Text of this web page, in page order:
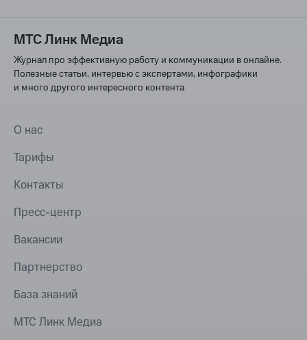
МТС Линк Медиа
Журнал про эффективную работу и коммуникации в онлайне.
Полезные статьи, интервью с экспертами, инфографики
и много другого интересного контента
О нас
Тарифы
Контакты
Пресс-центр
Вакансии
Партнерство
База знаний
МТС Линк Медиа